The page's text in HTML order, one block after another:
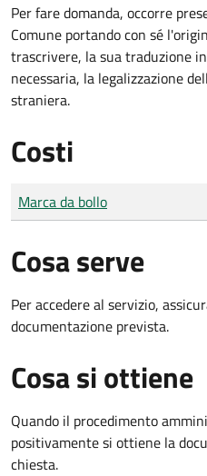
Per fare domanda, occorre
Comune portando con sé
trascrivere, la sua traduzione
necessaria, la legalizzazione
straniera.
Costi
Tipo di pagamento
Importo
Marca da bollo
Cosa serve
Per accedere al servizio,
documentazione prevista.
Cosa si ottiene
Quando il procedimento
positivamente si ottiene la
chiesta.